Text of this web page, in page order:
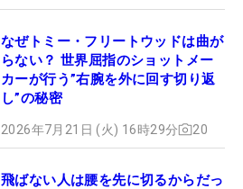
なぜトミー・フリートウッドは曲が
らない？ 世界屈指のショットメー
カーが行う”右腕を外に回す切り返
し”の秘密
2026年7月21日 (火) 16時29分 20
飛ばない人は腰を先に切るからだっ